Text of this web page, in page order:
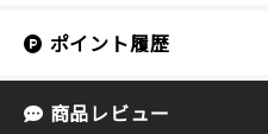
ポイント履歴
商品レビュー